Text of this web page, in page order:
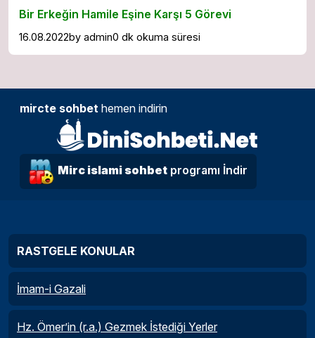
Bir Erkeğin Hamile Eşine Karşı 5 Görevi
16.08.2022by admin0 dk okuma süresi
mircte sohbet hemen indirin
Mirc islami sohbet programı İndir
RASTGELE KONULAR
İmam-i Gazali
Hz. Ömer’in (r.a.) Gezmek İstediği Yerler